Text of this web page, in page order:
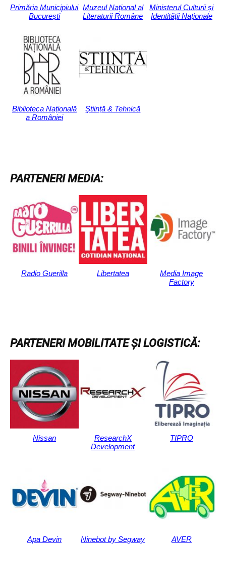
Primăria Municipiului
București
Muzeul Național al
Literaturii Române
Ministerul Culturii și
Identității Naționale
Biblioteca Națională
a României
Știință & Tehnică
PARTENERI MEDIA:
Radio Guerilla Libertatea
Media Image
Factory
PARTENERI MOBILITATE ȘI LOGISTICĂ:
Nissan
ResearchX
Development
TIPRO
Apa Devin Ninebot by Segway AVER